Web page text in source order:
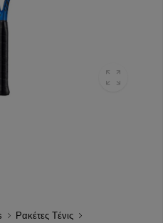
Ρακέτες Tένις